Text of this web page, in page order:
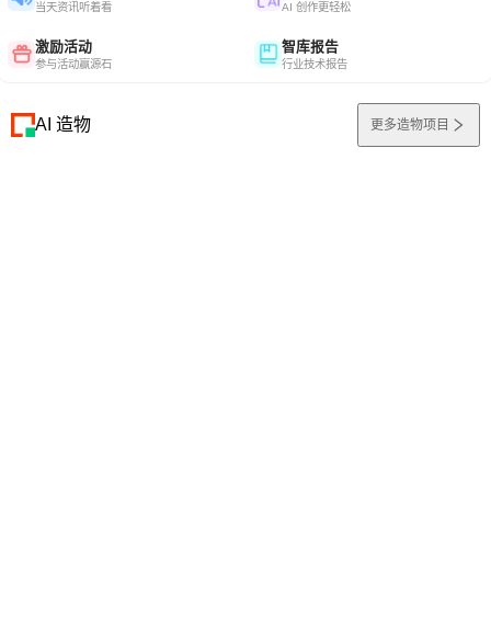
当天资讯听着看 AI 创作更轻松
激励活动
参与活动赢源石
智库报告
行业技术报告
AI 造物 更多造物项目